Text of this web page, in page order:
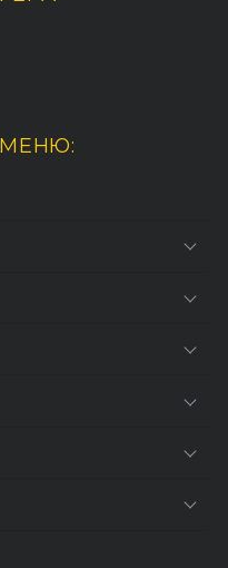
МЕНЮ: